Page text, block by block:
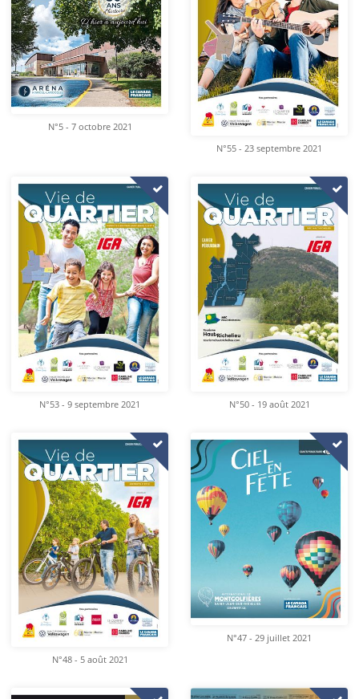
N°5 - 7 octobre 2021
N°55 - 23 septembre 2021
N°53 - 9 septembre 2021 N°50 - 19 août 2021
N°48 - 5 août 2021
N°47 - 29 juillet 2021